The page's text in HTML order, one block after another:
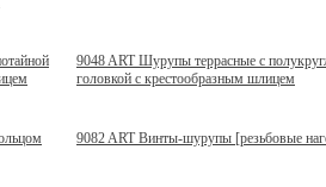
9048 ART Шурупы террасные с
головкой с крестообразным шлицем
9082 ART Винты-шурупы [резьбовые